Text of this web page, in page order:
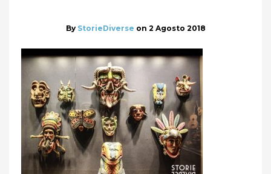
By StorieDiverse on 2 Agosto 2018